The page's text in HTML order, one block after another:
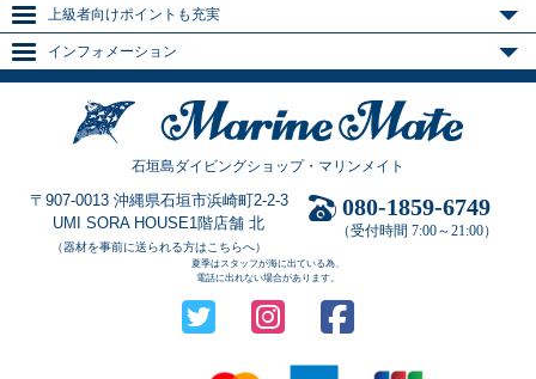
上級者向けポイントも充実
インフォメーション
石垣島ダイビングショップ・マリンメイト
〒907-0013 沖縄県石垣市浜崎町2-2-3
UMI SORA HOUSE1階店舗 北
（器材を事前に送られる方はこちらへ）
080-1859-6749
（受付時間 7:00～21:00）
夏季はスタッフが海に出ている為、
電話に出れない場合があります。